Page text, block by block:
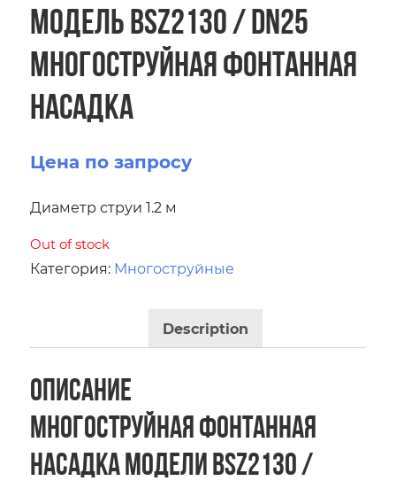
Модель BSZ2130 / DN25
Многоструйная фонтанная
насадка
Цена по запросу
Диаметр струи 1.2 м
Out of stock
Категория: Многоструйные
Description
Описание
Многоструйная фонтанная
насадка модели BSZ2130 /